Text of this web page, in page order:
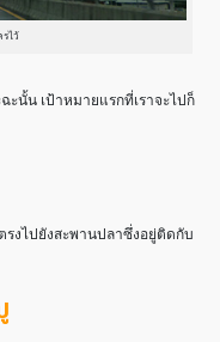
รไว้
ะนั้น เป้าหมายแรกที่เราจะไปก็
รงไปยังสะพานปลาซึ่งอยู่ติดกับ